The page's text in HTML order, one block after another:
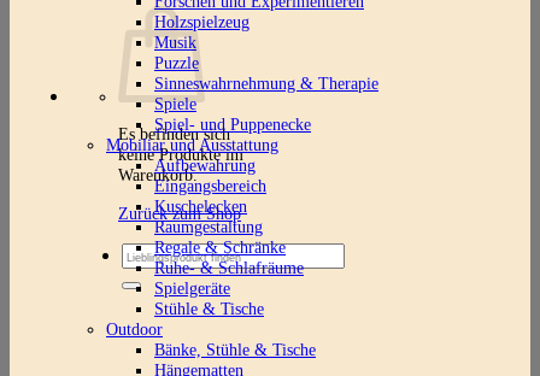
Es befinden sich
keine Produkte im
Warenkorb.
Zurück zum Shop
Suchen
nach:
Holzspielzeug
Musik
Puzzle
Sinneswahrnehmung & Therapie
Spiele
Spiel- und Puppenecke
Mobiliar und Ausstattung
Aufbewahrung
Eingangsbereich
Kuschelecken
Raumgestaltung
Regale & Schränke
Ruhe- & Schlafräume
Spielgeräte
Stühle & Tische
Outdoor
Bänke, Stühle & Tische
Hängematten